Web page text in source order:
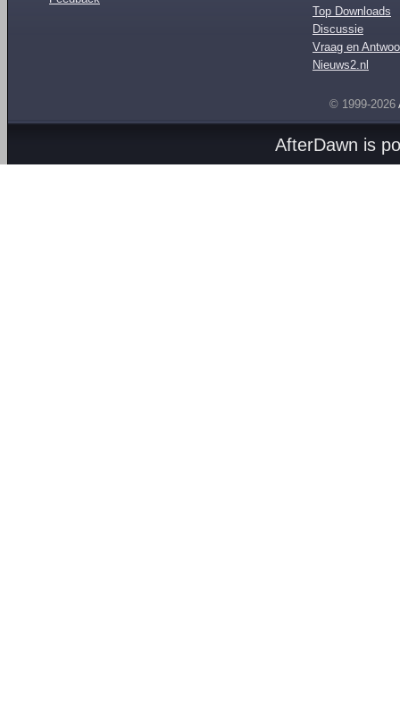
Top Downloads
Discussie
Vraag en
Nieuws2.nl
© 1999-2026
AfterDawn is